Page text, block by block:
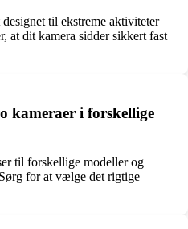
til ekstreme aktiviteter
at dit kamera sidder sikkert fast
kameraer i forskellige
til forskellige modeller og
for at vælge det rigtige